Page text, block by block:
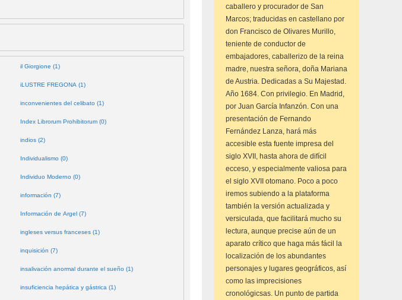
il Giorgione (1)
iLUSTRE FREGONA (1)
inconvenientes del celibato (1)
Index Librorum Prohibitorum (0)
indios (2)
Individualismo (0)
Individuo Moderno (0)
información (7)
Información de Argel (7)
ingleses versus franceses (1)
inquisición (7)
insalivación anormal durante el sueño (1)
insuficiencia hepática y gástrica (1)
caballero y procurador de San
Marcos; traducidas en castellano por
don Francisco de Olivares Murillo,
teniente de conductor de
embajadores, caballerizo de la reina
madre, nuestra señora, doña Mariana
de Austria. Dedicadas a Su Majestad.
Año 1684. Con privilegio. En Madrid,
por Juan García Infanzón. Con una
presentación de Fernando
Fernández Lanza, hará más
accesible esta fuente impresa del
siglo XVII, hasta ahora de difícil
ecceso, y especialmente valiosa para
el siglo XVII otomano. Poco a poco
iremos subiendo a la plataforma
también la versión actualizada y
versiculada, que facilitará mucho su
lectura, aunque precise aún de un
aparato crítico que haga más fácil la
localización de los abundantes
personajes y lugares geográficos, así
como las imprecisiones
cronológicsas. Un punto de partida